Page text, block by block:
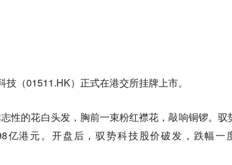
（01511.HK）正式在港交所挂牌上市。
性的花白头发，胸前一束粉红襟花，敲响铜锣。驭
亿港元。开盘后，驭势科技股价破发，跌幅一